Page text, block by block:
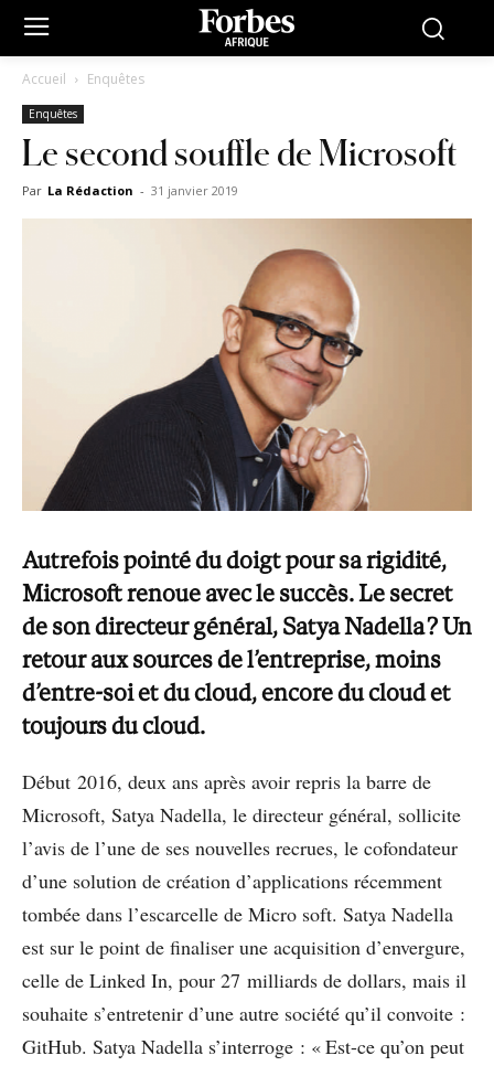
Accueil Enquêtes
Enquêtes
Le second souffle de Microsoft
Par La Rédaction - 31 janvier 2019
Autrefois pointé du doigt pour sa rigidité,
Microsoft renoue avec le succès. Le secret
de son directeur général, Satya Nadella ? Un
retour aux sources de l’entreprise, moins
d’entre-soi et du cloud, encore du cloud et
toujours du cloud.
Début 2016, deux ans après avoir repris la barre de
Microsoft, Satya Nadella, le directeur général, sollicite
l’avis de l’une de ses nouvelles recrues, le cofondateur
d’une solution de création d’applications récemment
tombée dans l’escarcelle de Micro soft. Satya Nadella
est sur le point de finaliser une acquisition d’envergure,
celle de Linked In, pour 27 milliards de dollars, mais il
souhaite s’entretenir d’une autre société qu’il convoite :
GitHub. Satya Nadella s’interroge : « Est-ce qu’on peut